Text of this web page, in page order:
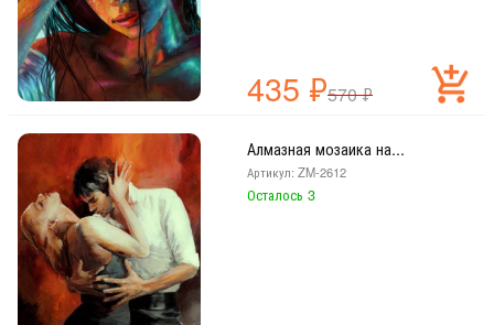
435 ₽570₽
Алмазная мозаика на...
Артикул: ZM-2612
Осталось 3